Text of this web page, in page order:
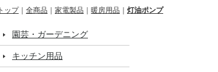
トップ 全商品 家電製品 暖房用品 灯油ポンプ
園芸・ガーデニング
キッチン用品